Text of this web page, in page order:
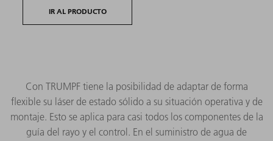
IR AL PRODUCTO
Con TRUMPF tiene la posibilidad de adaptar de forma
flexible su láser de estado sólido a su situación operativa y de
montaje. Esto se aplica para casi todos los componentes de la
guía del rayo y el control. En el suministro de agua de